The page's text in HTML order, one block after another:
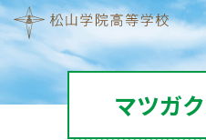
マツガ